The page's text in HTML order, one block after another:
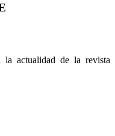
actualidad de la revista